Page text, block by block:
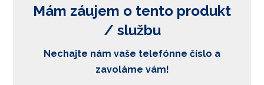
Mám záujem o tento produkt
/ službu
Nechajte nám vaše telefónne číslo a
zavoláme vám!